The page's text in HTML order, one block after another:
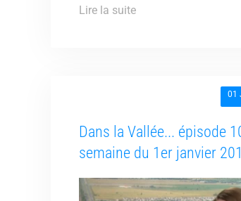
Lire la suite
01
Dans la Vallée... épisode
semaine du 1er janvier